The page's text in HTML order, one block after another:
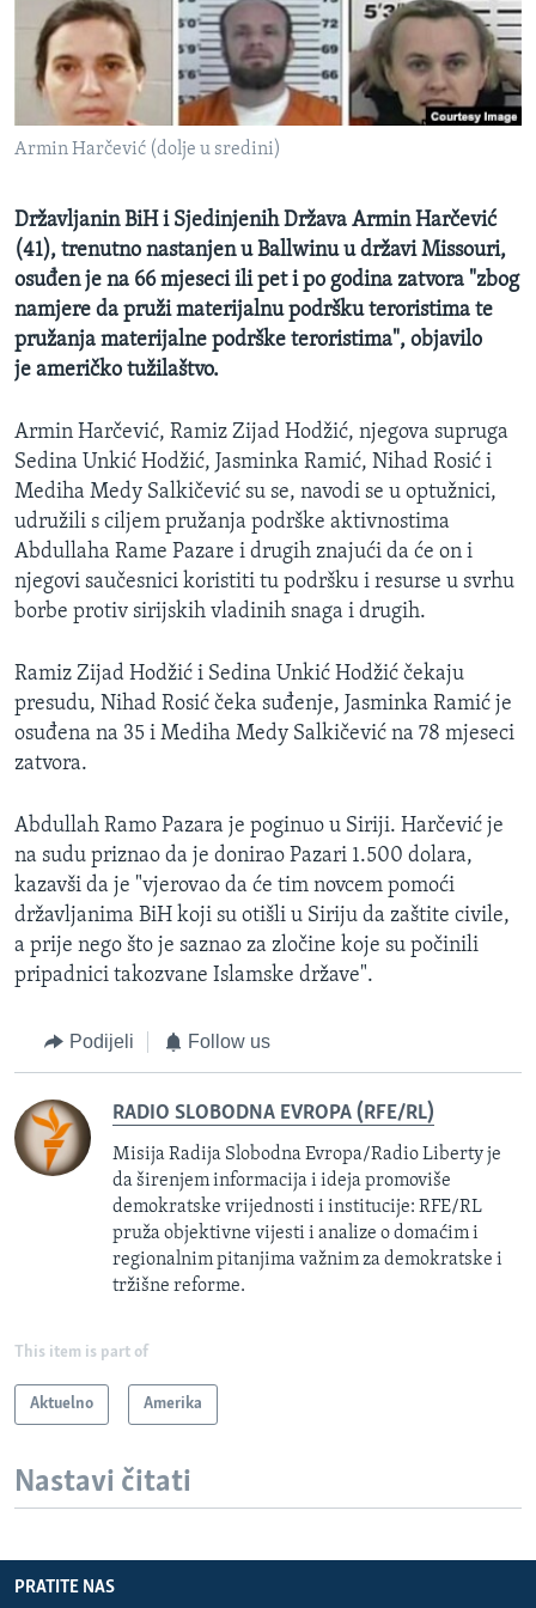
MAGAZIN
O GLASU AMERIKE
Learning English
Jezici
Armin Harčević (dolje u sredini)
Državljanin BiH i Sjedinjenih Država Armin Harčević
(41), trenutno nastanjen u Ballwinu u državi Missouri,
osuđen je na 66 mjeseci ili pet i po godina zatvora "zbog
namjere da pruži materijalnu podršku teroristima te
pružanja materijalne podrške teroristima", objavilo
je američko tužilaštvo.
Armin Harčević, Ramiz Zijad Hodžić, njegova supruga
Sedina Unkić Hodžić, Jasminka Ramić, Nihad Rosić i
Mediha Medy Salkičević su se, navodi se u optužnici,
udružili s ciljem pružanja podrške aktivnostima
Abdullaha Rame Pazare i drugih znajući da će on i
njegovi saučesnici koristiti tu podršku i resurse u svrhu
borbe protiv sirijskih vladinih snaga i drugih.
Ramiz Zijad Hodžić i Sedina Unkić Hodžić čekaju
presudu, Nihad Rosić čeka suđenje, Jasminka Ramić je
osuđena na 35 i Mediha Medy Salkičević na 78 mjeseci
zatvora.
Abdullah Ramo Pazara je poginuo u Siriji. Harčević je
na sudu priznao da je donirao Pazari 1.500 dolara,
kazavši da je "vjerovao da će tim novcem pomoći
državljanima BiH koji su otišli u Siriju da zaštite civile,
a prije nego što je saznao za zločine koje su počinili
pripadnici takozvane Islamske države".
Podijeli Follow us
RADIO SLOBODNA EVROPA (RFE/RL)
Misija Radija Slobodna Evropa/Radio Liberty je
da širenjem informacija i ideja promoviše
demokratske vrijednosti i institucije: RFE/RL
pruža objektivne vijesti i analize o domaćim i
regionalnim pitanjima važnim za demokratske i
tržišne reforme.
This item is part of
Aktuelno Amerika
Nastavi čitati
PRATITE NAS